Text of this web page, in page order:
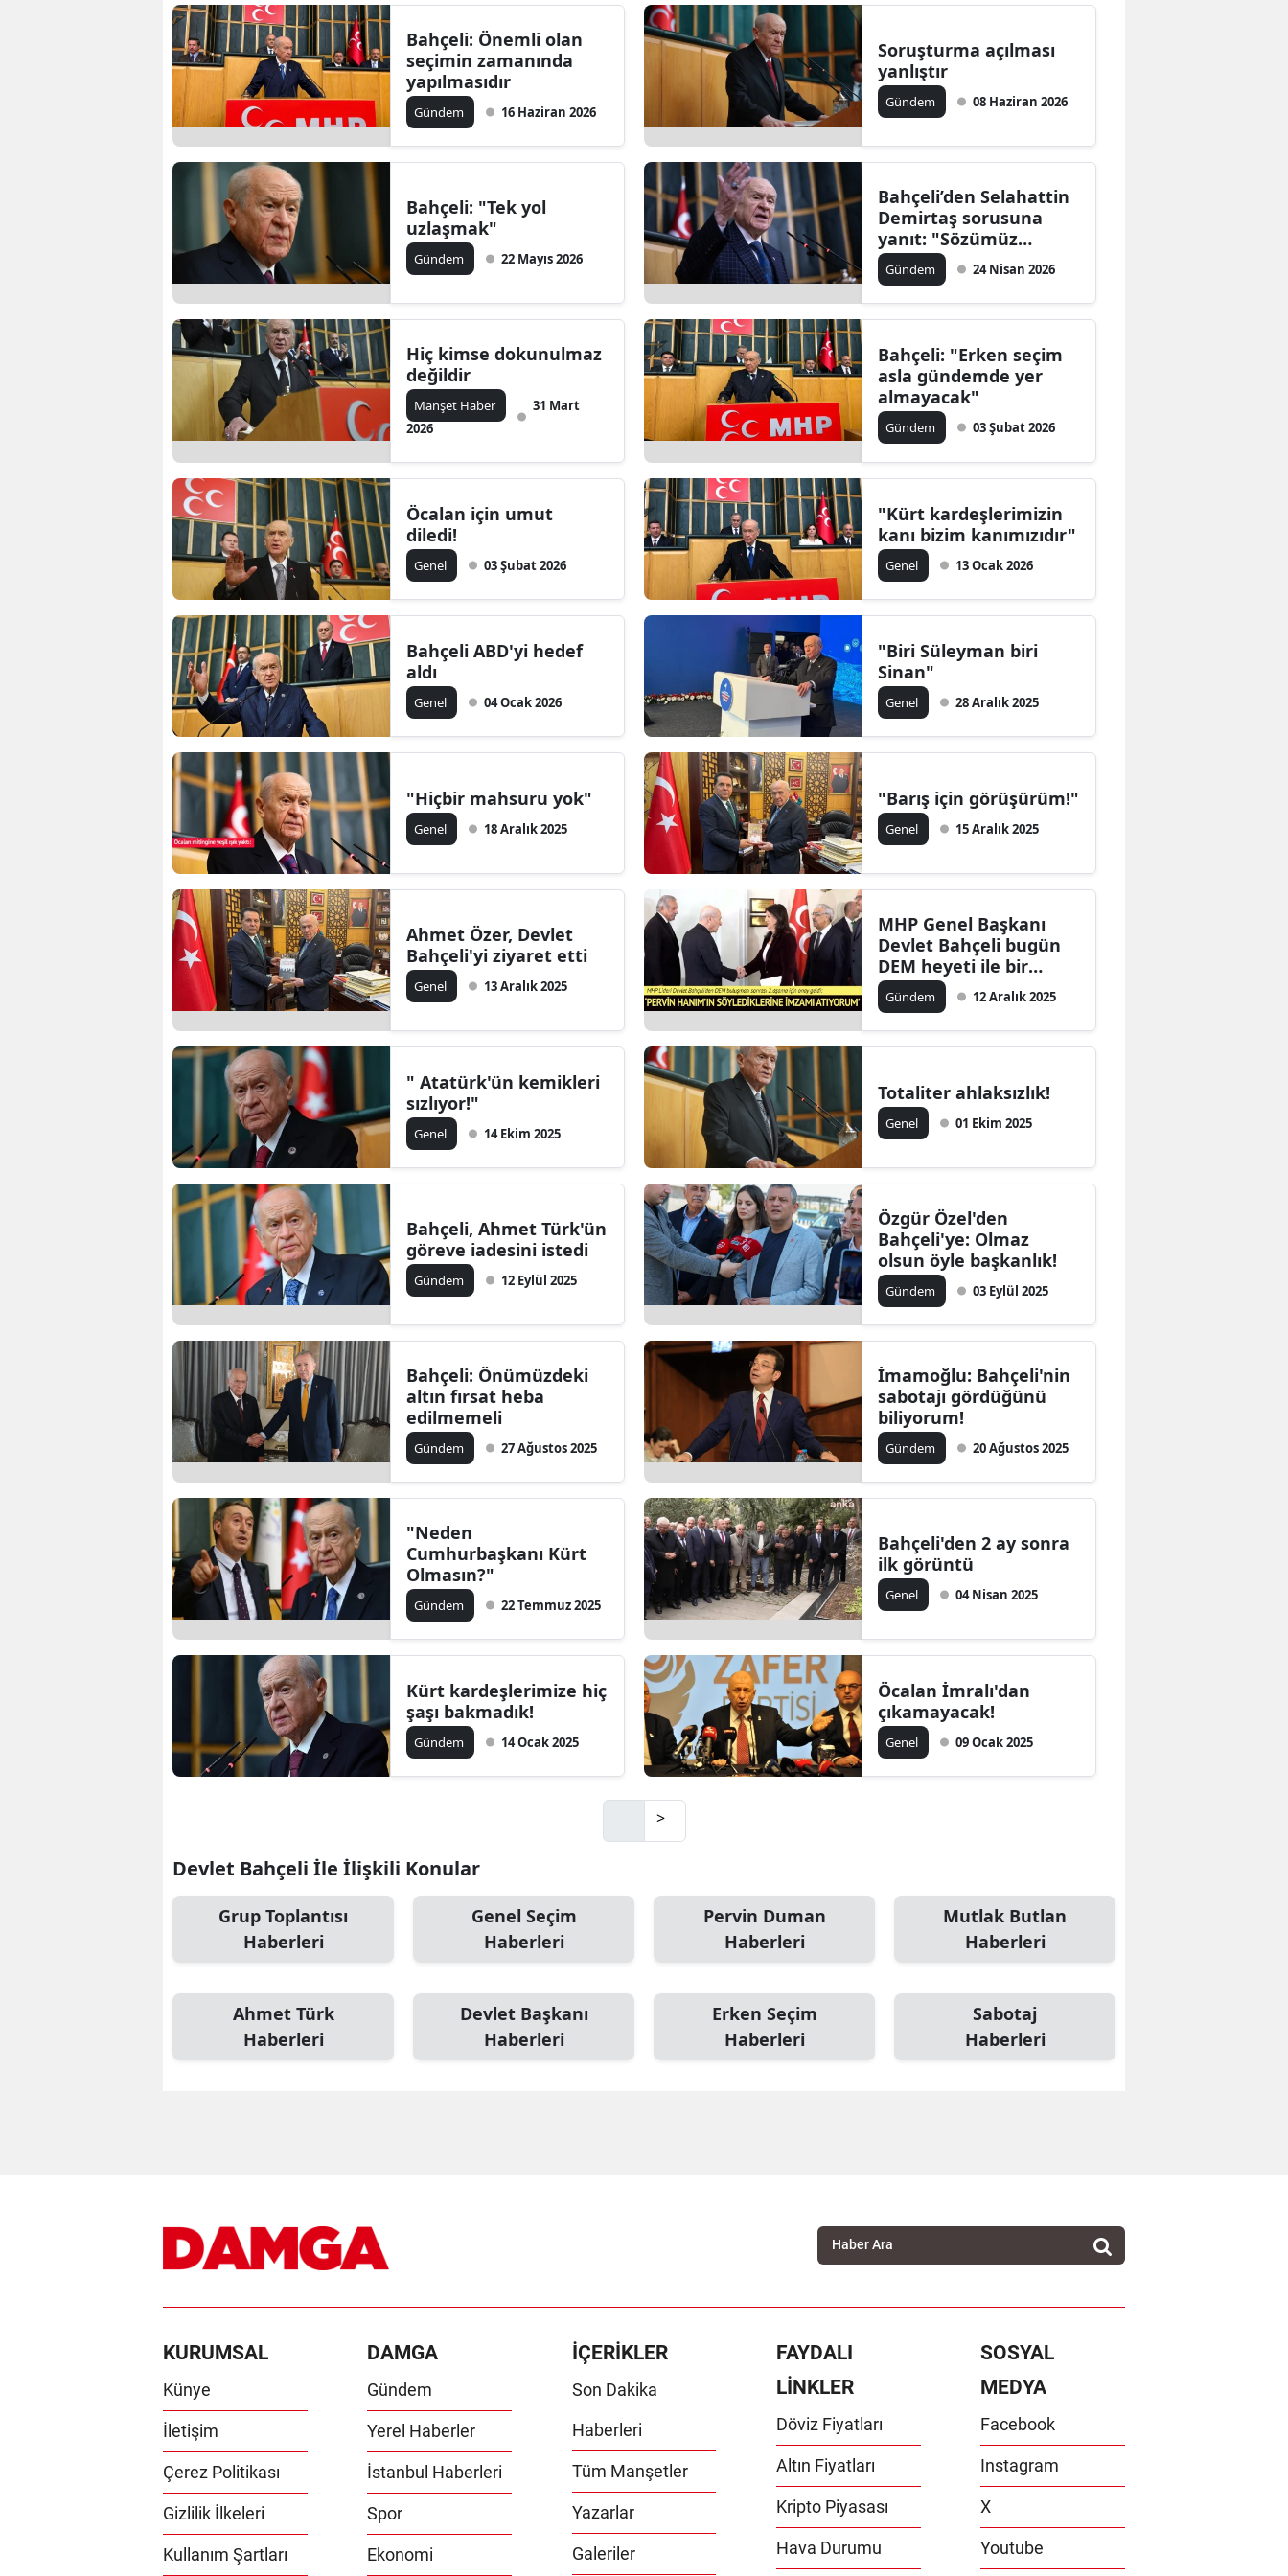
Bahçeli: Önemli olan
seçimin zamanında
yapılmasıdır
Gündem 16 Haziran 2026
Soruşturma açılması
yanlıştır
Gündem 08 Haziran 2026
Bahçeli: "Tek yol
uzlaşmak"
Gündem 22 Mayıs 2026
Bahçeli’den Selahattin
Demirtaş sorusuna
yanıt: "Sözümüz
sözdür!"
Gündem 24 Nisan 2026
Hiç kimse dokunulmaz
değildir
Manşet Haber
31 Mart
2026
Bahçeli: "Erken seçim
asla gündemde yer
almayacak"
Gündem 03 Şubat 2026
Öcalan için umut
diledi!
Genel 03 Şubat 2026
"Kürt kardeşlerimizin
kanı bizim kanımızıdır"
Genel 13 Ocak 2026
Bahçeli ABD'yi hedef
aldı
Genel 04 Ocak 2026
"Biri Süleyman biri
Sinan"
Genel 28 Aralık 2025
"Hiçbir mahsuru yok"
Genel 18 Aralık 2025
"Barış için görüşürüm!"
Genel 15 Aralık 2025
Ahmet Özer, Devlet
Bahçeli'yi ziyaret etti
Genel 13 Aralık 2025
MHP Genel Başkanı
Devlet Bahçeli bugün
DEM heyeti ile bir
araya geldi
Gündem 12 Aralık 2025
" Atatürk'ün kemikleri
sızlıyor!"
Genel 14 Ekim 2025
Totaliter ahlaksızlık!
Genel 01 Ekim 2025
Bahçeli, Ahmet Türk'ün
göreve iadesini istedi
Gündem 12 Eylül 2025
Özgür Özel'den
Bahçeli'ye: Olmaz
olsun öyle başkanlık!
Gündem 03 Eylül 2025
Bahçeli: Önümüzdeki
altın fırsat heba
edilmemeli
Gündem 27 Ağustos 2025
İmamoğlu: Bahçeli'nin
sabotajı gördüğünü
biliyorum!
Gündem 20 Ağustos 2025
"Neden
Cumhurbaşkanı Kürt
Olmasın?"
Gündem 22 Temmuz 2025
Bahçeli'den 2 ay sonra
ilk görüntü
Genel 04 Nisan 2025
Kürt kardeşlerimize hiç
şaşı bakmadık!
Gündem 14 Ocak 2025
Öcalan İmralı'dan
çıkamayacak!
Genel 09 Ocak 2025
>
Devlet Bahçeli İle İlişkili Konular
Grup Toplantısı
Haberleri
Genel Seçim
Haberleri
Pervin Duman
Haberleri
Mutlak Butlan
Haberleri
Ahmet Türk
Haberleri
Devlet Başkanı
Haberleri
Erken Seçim
Haberleri
Sabotaj
Haberleri
KURUMSAL
Künye
İletişim
Çerez Politikası
Gizlilik İlkeleri
Kullanım Şartları
DAMGA
Gündem
Yerel Haberler
İstanbul Haberleri
Spor
Ekonomi
İÇERİKLER
Son Dakika
Haberleri
Tüm Manşetler
Yazarlar
Galeriler
FAYDALI
LİNKLER
Döviz Fiyatları
Altın Fiyatları
Kripto Piyasası
Hava Durumu
SOSYAL
MEDYA
Facebook
Instagram
X
Youtube